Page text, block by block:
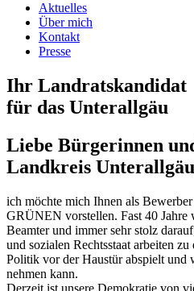
Aktuelles
Über mich
Kontakt
Presse
Ihr Landratskandidat
für das Unterallgäu
Liebe Bürgerinnen
Landkreis
ich möchte mich Ihnen als
GRÜNEN vorstellen. Fast 40 Jahre
Beamter und immer sehr stolz
und sozialen Rechtsstaat arbeiten
Politik vor der Haustür abspielt und
nehmen kann.
Derzeit ist unsere Demokratie von